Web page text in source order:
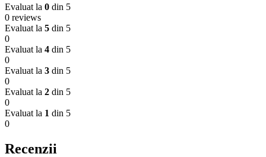
Evaluat la 0 din 5
0 reviews
Evaluat la 5 din 5
0
Evaluat la 4 din 5
0
Evaluat la 3 din 5
0
Evaluat la 2 din 5
0
Evaluat la 1 din 5
0
Recenzii